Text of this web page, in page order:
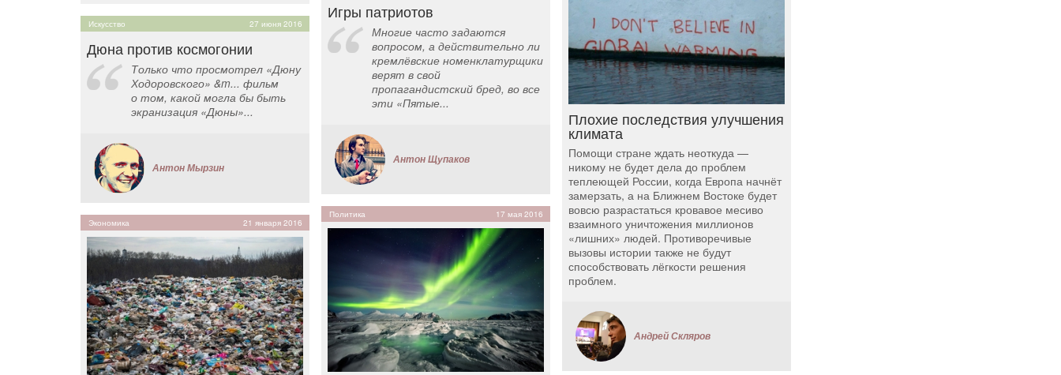
Искусство 27 июня 2016
Дюна против космогонии
Только что просмотрел «Дюну
Ходоровского» &m... фильм
о том, какой могла бы быть
экранизация «Дюны»...
Антон Мырзин
Экономика 21 января 2016
Игры патриотов
Многие часто задаются
вопросом, а действительно ли
кремлёвские номенклатурщики
верят в свой
пропагандистский бред, во все
эти «Пятые...
Антон Щупаков
Политика 17 мая 2016
Плохие последствия улучшения
климата
Помощи стране ждать неоткуда —
никому не будет дела до проблем
теплеющей России, когда Европа начнёт
замерзать, а на Ближнем Востоке будет
вовсю разрастаться кровавое месиво
взаимного уничтожения миллионов
«лишних» людей. Противоречивые
вызовы истории также не будут
способствовать лёгкости решения
проблем.
Андрей Скляров